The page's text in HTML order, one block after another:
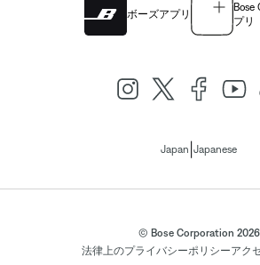
ボーズアプリ
Bose
プリ
Japan Japanese
© Bose Corporation 2026
法律上のプライバシーポリシーアク